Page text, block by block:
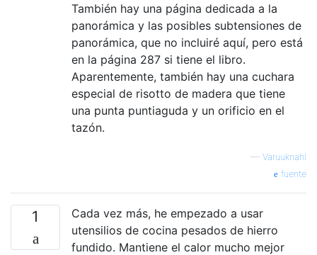
También hay una página dedicada a la
panorámica y las posibles subtensiones de
panorámica, que no incluiré aquí, pero está
en la página 287 si tiene el libro.
Aparentemente, también hay una cuchara
especial de risotto de madera que tiene
una punta puntiaguda y un orificio en el
tazón.
— Varuuknahl
fuente
1
Cada vez más, he empezado a usar
utensilios de cocina pesados ​​de hierro
fundido. Mantiene el calor mucho mejor